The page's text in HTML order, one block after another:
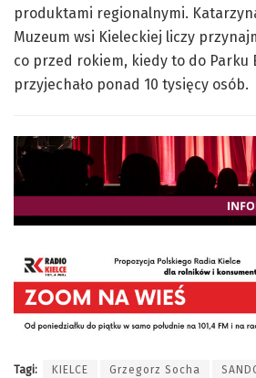
produktami regionalnymi.
Muzeum wsi Kieleckiej liczy
co przed rokiem, kiedy to do Parku
przyjechało ponad 10 tysięcy osób.
Tagi: KIELCE Grzegorz Socha